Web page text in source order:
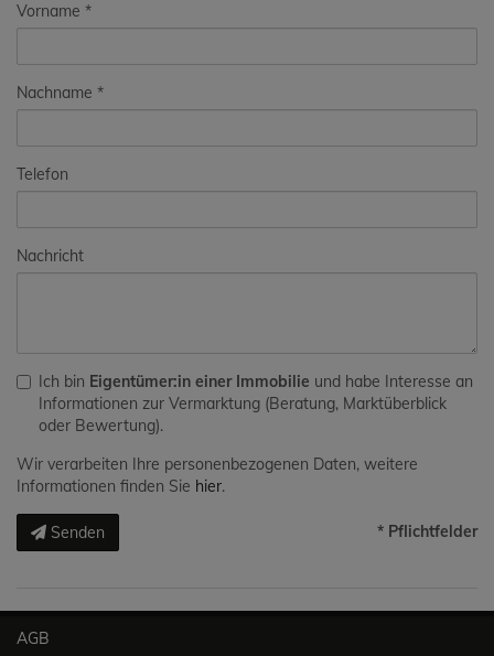
Vorname
Nachname
Telefon
Nachricht
Ich bin Eigentümer:in einer Immobilie und habe Interesse an
Informationen zur Vermarktung (Beratung, Marktüberblick
oder Bewertung).
Wir verarbeiten Ihre personenbezogenen Daten, weitere
Informationen finden Sie hier.
Senden * Pflichtfelder
AGB